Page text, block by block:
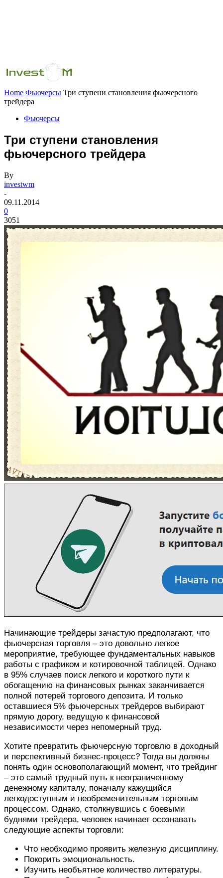
Home Фьючерсы Три ступени становления фьючерсного
трейдера
Фьючерсы
Три ступени становления
фьючерсного трейдера
By
investwm
-
09.11.2014
0
3051
Начинающие трейдеры зачастую предполагают, что
фьючерсная торговля – это довольно легкое
мероприятие, требующее фундаментальных навыков
работы с графиком и котировочной таблицей. Однако
в 95% случаев поиск легкого и короткого пути к
обогащению на финансовых рынках заканчивается
полной потерей торгового депозита. И только
оставшиеся 5% фьючерсных трейдеров выбирают
прямую дорогу, ведущую к финансовой
независимости через непомерный труд.
Хотите превратить фьючерсную торговлю в доходный
и перспективный бизнес-процесс? Тогда вы должны
понять один основополагающий момент, что трейдинг
– это самый трудный путь к неограниченному
денежному капиталу, поначалу кажущийся
легкодоступным и необременительным торговым
процессом. Однако, столкнувшись с боевыми
буднями трейдера, человек начинает осознавать
следующие аспекты торговли:
Что необходимо проявить железную дисциплину.
Покорить эмоциональность.
Изучить необъятное количество литературы.